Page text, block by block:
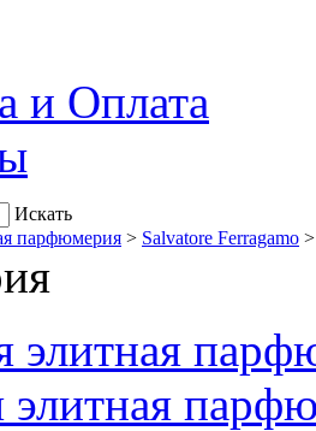
и Оплата
Искать
парфюмерия > Salvatore Ferragamo
элитная
элитная